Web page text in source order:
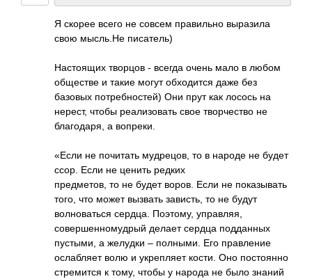
Я скорее всего не совсем правильно выразила
свою мысль.Не писатель)
Настоящих творцов - всегда очень мало в любом
обществе и такие могут обходится даже без
базовых потребностей) Они прут как лосось на
нерест, чтобы реализовать свое творчество не
благодаря, а вопреки.
«Если не почитать мудрецов, то в народе не будет
ссор. Если не ценить редких
предметов, то не будет воров. Если не показывать
того, что может вызвать зависть, то не будут
волноваться сердца. Поэтому, управляя,
совершенномудрый делает сердца подданных
пустыми, а желудки – полными. Его правление
ослабляет волю и укрепляет кости. Оно постоянно
стремится к тому, чтобы у народа не было знаний